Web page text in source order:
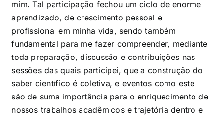
mim. Tal participação fechou um ciclo de enorme
aprendizado, de crescimento pessoal e
profissional em minha vida, sendo também
fundamental para me fazer compreender, mediante
toda preparação, discussão e contribuições nas
sessões das quais participei, que a construção do
saber científico é coletiva, e eventos como este
são de suma importância para o enriquecimento de
nossos trabalhos acadêmicos e trajetória dentro e